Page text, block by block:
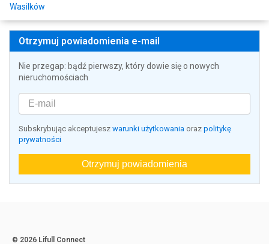
Wasilków
Otrzymuj powiadomienia e-mail
Nie przegap: bądź pierwszy, który dowie się o nowych
nieruchomościach
Subskrybując akceptujesz warunki użytkowania oraz politykę
prywatności
Otrzymuj powiadomienia
© 2026 Lifull Connect